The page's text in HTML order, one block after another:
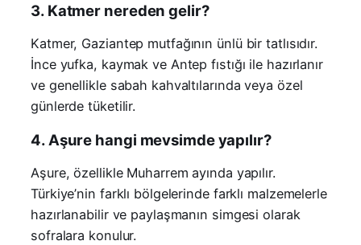
3. Katmer nereden gelir?
Katmer, Gaziantep mutfağının ünlü bir tatlısıdır.
İnce yufka, kaymak ve Antep fıstığı ile hazırlanır
ve genellikle sabah kahvaltılarında veya özel
günlerde tüketilir.
4. Aşure hangi mevsimde yapılır?
Aşure, özellikle Muharrem ayında yapılır.
Türkiye’nin farklı bölgelerinde farklı malzemelerle
hazırlanabilir ve paylaşmanın simgesi olarak
sofralara konulur.